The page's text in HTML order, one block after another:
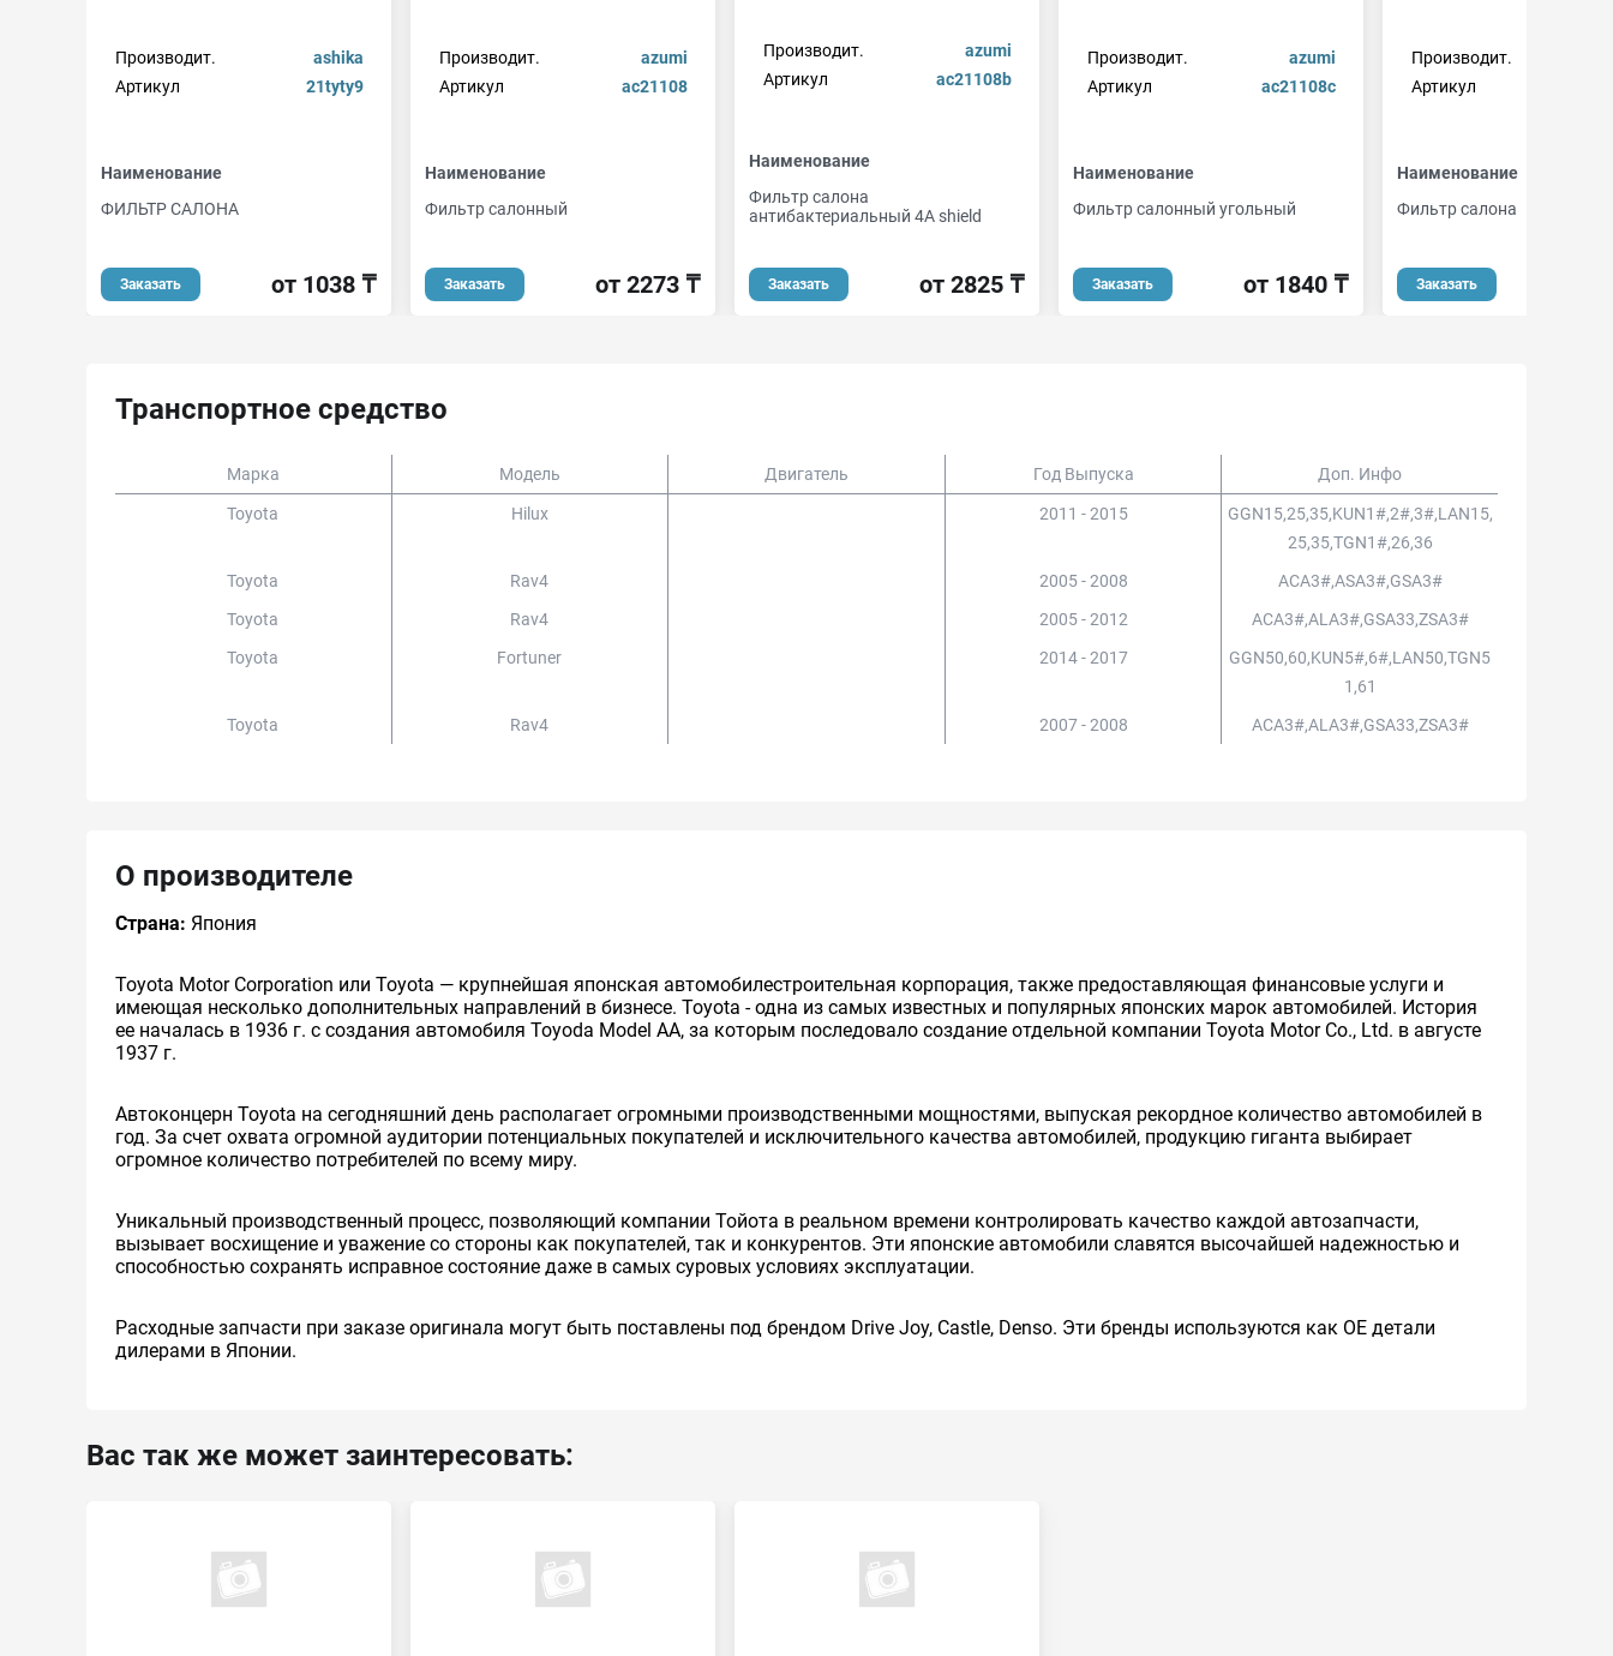
Производит.
ashika
Артикул
21tyty9
Наименование
ФИЛЬТР САЛОНА
Заказать от 1038 ₸
Производит.
azumi
Артикул
ac21108
Наименование
Фильтр салонный
Заказать от 2273 ₸
Производит.
azumi
Артикул
ac21108b
Наименование
Фильтр салона
антибактериальный 4A shield
Заказать от 2825 ₸
Производит.
azumi
Артикул
ac21108c
Наименование
Фильтр салонный угольный
Заказать от 1840 ₸
Производит.
Артикул
Наименование
Фильтр салона
Заказать
Транспортное средство
Марка Модель Двигатель Год Выпуска Доп. Инфо
Toyota Hilux 2011 - 2015
GGN15,25,35,KUN1#,2#,3#,LAN15,
25,35,TGN1#,26,36
Toyota
Rav4 2005 - 2008
ACA3#,ASA3#,GSA3#
Toyota
Rav4 2005 - 2012
ACA3#,ALA3#,GSA33,ZSA3#
Toyota
Fortuner 2014 - 2017
GGN50,60,KUN5#,6#,LAN50,TGN5
1,61
Toyota
Rav4 2007 - 2008 ACA3#,ALA3#,GSA33,ZSA3#
О производителе
Страна: Япония
Toyota Motor Corporation или Toyota — крупнейшая японская автомобилестроительная корпорация, также предоставляющая финансовые услуги и
имеющая несколько дополнительных направлений в бизнесе. Toyota - одна из самых известных и популярных японских марок автомобилей. История
ее началась в 1936 г. с создания автомобиля Toyoda Model AA, за которым последовало создание отдельной компании Toyota Motor Co., Ltd. в августе
1937 г.
Автоконцерн Toyota на сегодняшний день располагает огромными производственными мощностями, выпуская рекордное количество автомобилей в
год. За счет охвата огромной аудитории потенциальных покупателей и исключительного качества автомобилей, продукцию гиганта выбирает
огромное количество потребителей по всему миру.
Уникальный производственный процесс, позволяющий компании Тойота в реальном времени контролировать качество каждой автозапчасти,
вызывает восхищение и уважение со стороны как покупателей, так и конкурентов. Эти японские автомобили славятся высочайшей надежностью и
способностью сохранять исправное состояние даже в самых суровых условиях эксплуатации.
Расходные запчасти при заказе оригинала могут быть поставлены под брендом Drive Joy, Castle, Denso. Эти бренды используются как ОЕ детали
дилерами в Японии.
Вас так же может заинтересовать: